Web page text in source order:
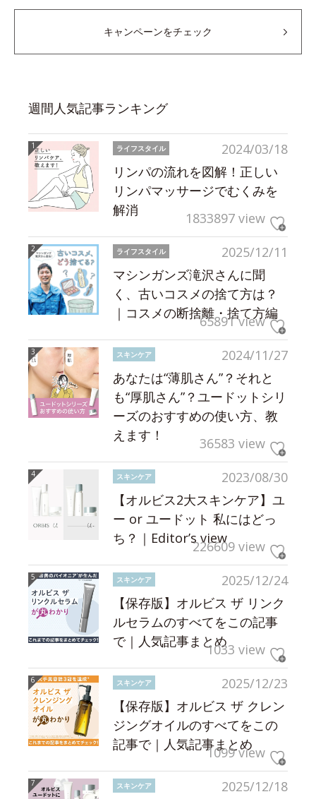
キャンペーンをチェック
週間人気記事ランキング
2024/03/18
ライフスタイル
リンパの流れを図解！正しい
リンパマッサージでむくみを
解消
1833897 view
2025/12/11
ライフスタイル
マシンガンズ滝沢さんに聞
く、古いコスメの捨て方は？
｜コスメの断捨離・捨て方編
65891 view
2024/11/27
スキンケア
あなたは“薄肌さん”？それと
も“厚肌さん”？ユードットシリ
ーズのおすすめの使い方、教
えます！
36583 view
2023/08/30
スキンケア
【オルビス2大スキンケア】ユ
ー or ユードット 私にはどっ
ち？｜Editor’s view226609 view
2025/12/24
スキンケア
【保存版】オルビス ザ リンク
ルセラムのすべてをこの記事
で｜人気記事まとめ1033 view
2025/12/23
スキンケア
【保存版】オルビス ザ クレン
ジングオイルのすべてをこの
記事で｜人気記事まとめ
1099 view
2025/12/18
スキンケア